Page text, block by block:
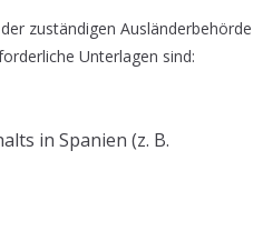
zuständigen Ausländerbehörde
Unterlagen sind:
in Spanien (z. B.